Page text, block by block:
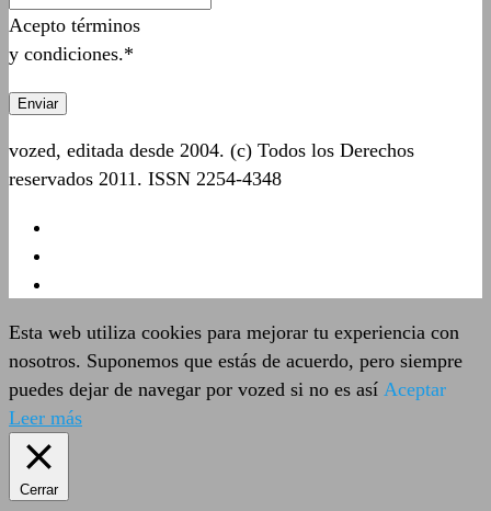
Acepto términos
y condiciones.*
vozed, editada desde 2004. (c) Todos los Derechos
reservados 2011. ISSN 2254-4348
Esta web utiliza cookies para mejorar tu experiencia con
nosotros. Suponemos que estás de acuerdo, pero siempre
puedes dejar de navegar por vozed si no es así Aceptar
Leer más
Cerrar